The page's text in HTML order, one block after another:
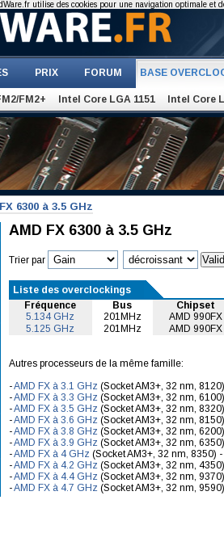
PRIX FORUM BASE
FM2+ Intel Core LGA 1151 Intel Core
6300 à 3.5 GHz
AMD FX 6300 à 3.5 GHz
Trier par
Liste des overclockings
Fréquence
Bus Chipset
5.134 GHz
201MHz AMD 990FX
5.125 GHz
201MHz AMD 990FX
Autres processeurs de la même famille:
-AMD FX à 3.1 GHz (Socket AM3+, 32 nm,
-AMD FX à 3.3 GHz (Socket AM3+, 32 nm, 6100)
-AMD FX à 3.5 GHz (Socket AM3+, 32 nm,
-AMD FX à 3.6 GHz (Socket AM3+, 32 nm,
-AMD FX à 3.8 GHz (Socket AM3+, 32 nm,
-AMD FX à 3.9 GHz (Socket AM3+, 32 nm,
-AMD FX à 4 GHz (Socket AM3+, 32 nm, 8350) -
-AMD FX à 4.2 GHz (Socket AM3+, 32 nm,
-AMD FX à 4.4 GHz (Socket AM3+, 32 nm, 9370)
-AMD FX à 4.7 GHz (Socket AM3+, 32 nm,
utilise des cookies pour une navigation optimale et